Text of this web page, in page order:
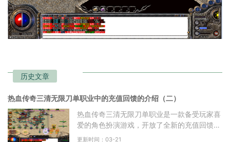
历史文章
热血传奇三清无限刀单职业中的充值回馈的介绍（二）
热血传奇三清无限刀单职业是一款备受玩家喜
爱的角色扮演游戏，开放了全新的充值回馈活
动，为广大玩家带来更多惊喜和福利。本文将
更新时间：03-21